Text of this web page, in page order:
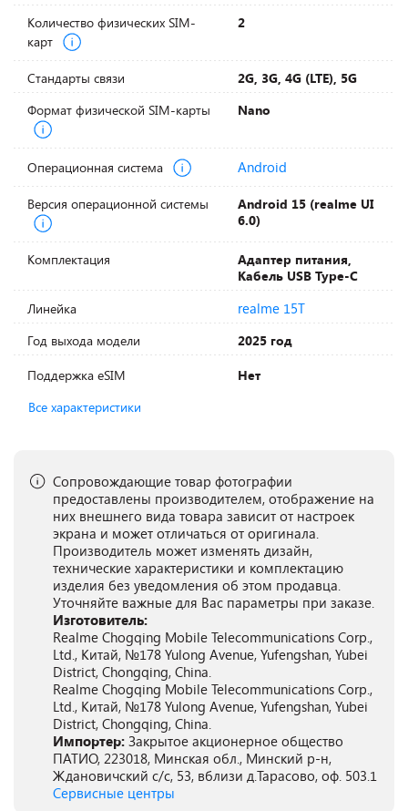
Количество физических SIM-
карт
2
Стандарты связи
2G, 3G, 4G (LTE), 5G
Формат физической SIM-карты
Nano
Операционная система Android
Версия операционной системы
Android 15 (realme UI
6.0)
Комплектация
Адаптер питания,
Кабель USB Type-C
Линейка
realme 15T
Год выхода модели
2025 год
Поддержка eSIM
Нет
Все характеристики
Сопровождающие товар фотографии
предоставлены производителем, отображение на
них внешнего вида товара зависит от настроек
экрана и может отличаться от оригинала.
Производитель может изменять дизайн,
технические характеристики и комплектацию
изделия без уведомления об этом продавца.
Уточняйте важные для Вас параметры при заказе.
Изготовитель:
Realme Chogqing Mobile Telecommunications Corp.,
Ltd., Китай, №178 Yulong Avenue, Yufengshan, Yubei
District, Chongqing, China.
Realme Chogqing Mobile Telecommunications Corp.,
Ltd., Китай, №178 Yulong Avenue, Yufengshan, Yubei
District, Chongqing, China.
Импортер: Закрытое акционерное общество
ПАТИО, 223018, Минская обл., Минский р-н,
Ждановичский с/с, 53, вблизи д.Тарасово, оф. 503.1
Сервисные центры